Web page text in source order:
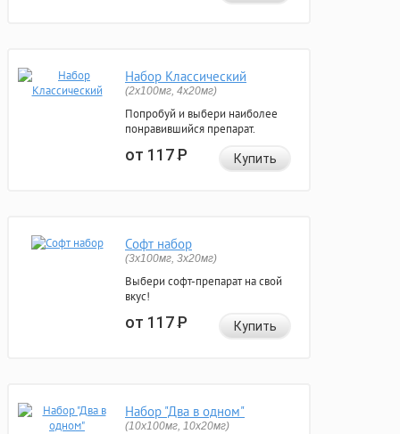
Набор Классический
(2x100мг, 4x20мг)
Попробуй и выбери наиболее
понравившийся препарат.
от 117Р Купить
Софт набор
(3x100мг, 3x20мг)
Выбери софт-препарат на свой
вкус!
от 117Р Купить
Набор "Два в одном"
(10x100мг, 10x20мг)